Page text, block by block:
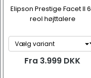
Elipson Prestige Facet II
reol højttalere
Fra 3.999 DKK